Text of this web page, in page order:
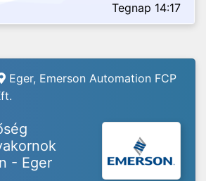
Tegnap 14:17
Eger, Emerson Automation FCP
- Eger